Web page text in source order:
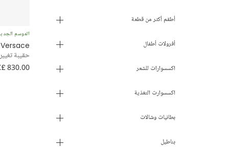
6 أشهر
9 أشهر
أطقم أكثر من قطعة
أفرولات أطفال
اكسسوارات للشعر
اكسسوارت التغذية
بطانيات وشالات
بناطيل
الموسم
Versace
حقيبة
830.00